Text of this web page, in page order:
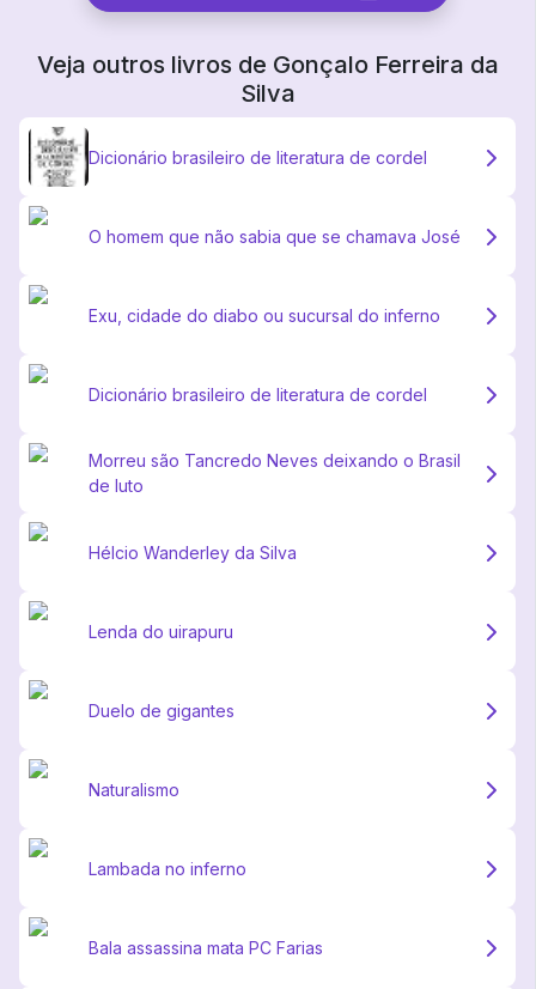
Veja outros livros de Gonçalo Ferreira da
Silva
Dicionário brasileiro de literatura de cordel
O homem que não sabia que se chamava José
Exu, cidade do diabo ou sucursal do inferno
Dicionário brasileiro de literatura de cordel
Morreu são Tancredo Neves deixando o Brasil
de luto
Hélcio Wanderley da Silva
Lenda do uirapuru
Duelo de gigantes
Naturalismo
Lambada no inferno
Bala assassina mata PC Farias